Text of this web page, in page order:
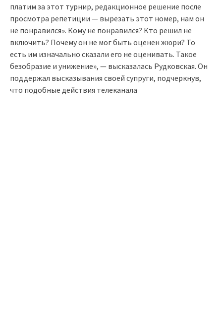
платим за этот турнир, редакционное решение после
просмотра репетиции — вырезать этот номер, нам он
не понравился». Кому не понравился? Кто решил не
включить? Почему он не мог быть оценен жюри? То
есть им изначально сказали его не оценивать. Такое
безобразие и унижение», — высказалась Рудковская. Он
поддержал высказывания своей супруги, подчеркнув,
что подобные действия телеканала